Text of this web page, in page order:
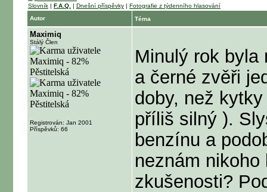
Slovník | F.A.Q. | Dnešní příspěvky | Fotografie z týdenního hlasování
Autor
Téma
Maximiq
Stálý Člen
Registrován: Jan 2001
Příspěvků: 66
Minulý rok byla
a černé zvěři
doby, než
příliš silný ).
benzínu a
neznám
zkušenosti?